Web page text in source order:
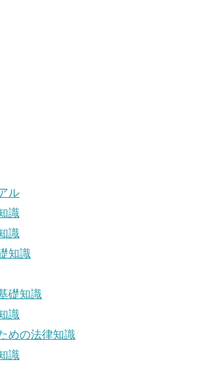
ル
識
識
知識
礎知識
識
めの法律知識
識